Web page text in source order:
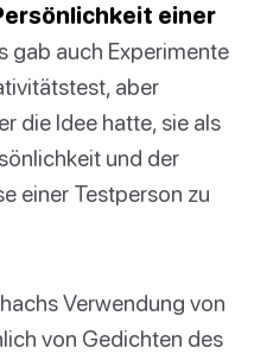
einer
gab auch Experimente
aber
die Idee hatte, sie als
und der
einer Testperson zu
Verwendung von
von Gedichten des